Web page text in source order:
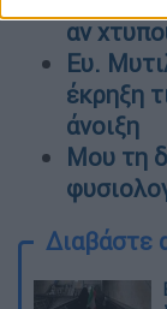
αν
Ευ.
έκρηξη
άνοιξη
Μου τη
Διαβάστε